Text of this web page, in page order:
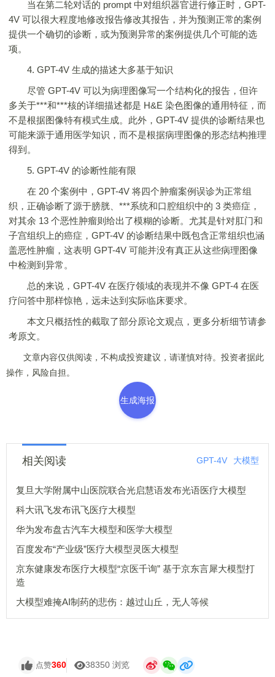
当在第二轮对话的 prompt 中对组织器官进行修正时，GPT-
4V 可以很大程度地修改报告修改其报告，并为预测正常的案例
提供一个确切的诊断，或为预测异常的案例提供几个可能的选
项。
4. GPT-4V 生成的描述大多基于知识
尽管 GPT-4V 可以为病理图像写一个结构化的报告，但许
多关于***和***核的详细描述都是 H&E 染色图像的通用特征，而
不是根据图像特有模式生成。此外，GPT-4V 提供的诊断结果也
可能来源于通用医学知识，而不是根据病理图像的形态结构推理
得到。
5. GPT-4V 的诊断性能有限
在 20 个案例中，GPT-4V 将四个肿瘤案例误诊为正常组
织，正确诊断了源于膀胱、***系统和口腔组织中的 3 类癌症，
对其余 13 个恶性肿瘤则给出了模糊的诊断。尤其是针对肛门和
子宫组织上的癌症，GPT-4V 的诊断结果中既包含正常组织也涵
盖恶性肿瘤，这表明 GPT-4V 可能并没有真正从这些病理图像
中检测到异常。
总的来说，GPT-4V 在医疗领域的表现并不像 GPT-4 在医
疗问答中那样惊艳，远未达到实际临床要求。
本文只概括性的截取了部分原论文观点，更多分析细节请参
考原文。
文章内容仅供阅读，不构成投资建议，请谨慎对待。投资者据此
操作，风险自担。
生成海报
相关阅读 GPT-4V 大模型
复旦大学附属中山医院联合光启慧语发布光语医疗大模型
科大讯飞发布讯飞医疗大模型
华为发布盘古汽车大模型和医学大模型
百度发布“产业级”医疗大模型灵医大模型
京东健康发布医疗大模型“京医千询” 基于京东言犀大模型打
造
大模型难掩AI制药的悲伤：越过山丘，无人等候
点赞360 38350 浏览